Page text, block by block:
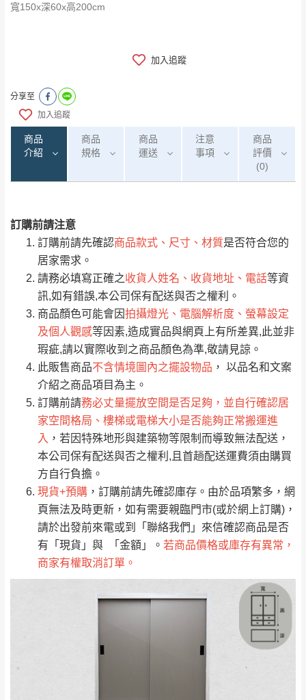
寬150x深60x高200cm
加入追蹤
分享至
加入追蹤
商品
介紹
商品
規格
商品
運送
注意
事項
商品
評價
(0)
訂購前請注意
訂購前請先確認商品款式、尺寸、材質是否符合您的
居家需求。
請務必填寫正確之收貨人姓名、收貨地址、電話等資
訊,如有錯誤,本公司保有配送與否之權利。
商品顏色可能會因拍攝燈光、電腦解析度、螢幕設定
及個人觀感等因素,造成實品與網頁上有所差異,此並非
瑕疵,請以實際收到之商品顏色為準,敬請見諒。
此販售商品不含情境圖內之擺設物品 ， 以品名和文案
介紹之商品項目為主。
訂購前請務必丈量擺放空間是否足夠，並自行確認居
家空間格局、樓梯或電梯大小是否能夠正常搬運進
入 ，若因特殊地形與建築物等限制而導致無法配送，
本公司保有配送與否之權利,且首趟配送運費須由購買
方自行負擔。
現貨+預購 ，訂購前請先確認庫存。由於品項繁多，網
頁無法及時更新，如有需要親臨門市(或於網上訂購)，
請於出發前來電或到「聯絡我們」來信確認商品是否
有「現貨」與 「金額」。 若商品價格或庫存有異常，
商家有權取消訂單。
運 費 說 明
運送地區 運送費用
偏遠地區
（請先線上詢問 LINE
→@dershin ）
桃園
免 運
費
＊A108產品另收運費
復興鄉
新竹
峨眉鄉、五峰鄉、
橫山、北埔鄉、尖
石鄉、寶山鄉山
區、新埔山區、芎
里
台北 無
來、平溪、九份、
石門、林口 下福
里、新店山區、三
峽山區、石碇、坪
林、福隆、淡水山
區、北投湖山路、
注意事項：
由於品項繁多，網頁無法及時更新，如有需
要購買商品，請於出發前來電或到「官方
Line客服」來信確認商品是否有「現貨」與
「金額」。
若商品價格或庫存有異常，商家有權取消訂
單。部分網路商品恕無法更改原設計或客製，敬請
見諒！
接單後二日內(不含例假日)，我們客服會與您
電話聯絡或E-Mail通知確認訂單。
（線上客
服 LINE → @dershin）
下單前先詢問是否現貨 ，若未詢問下單後無
現貨我們客服會再來電或E-Mail與您聯絡
（洽詢方式請搜尋 Line ID → @dershin）
運送範圍：限定北至基隆，南至苗栗，偏遠
地區恕無法提供運送 (詳見運送規章)。
配送範圍：
苗栗至基隆；其它地區暫不開放，如因特殊
地型限制(山區、鄉、鎮、村)、樓梯太小、無
本公司
保有出貨的權利。
0/5 (0)筆
全部 依評論高至低排列
依評論低至高排列 只顯示附上圖片
只顯示附上評論